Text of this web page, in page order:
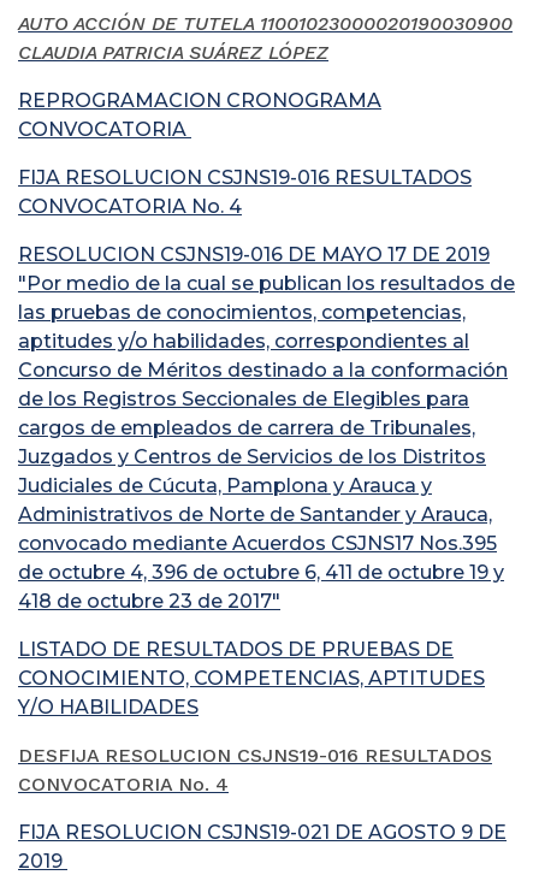
AUTO ACCIÓN DE TUTELA 11001023000020190030900
CLAUDIA PATRICIA SUÁREZ LÓPEZ
REPROGRAMACION CRONOGRAMA
CONVOCATORIA
FIJA RESOLUCION CSJNS19-016 RESULTADOS
CONVOCATORIA No. 4
RESOLUCION CSJNS19-016 DE MAYO 17 DE 2019
"Por medio de la cual se publican los resultados de
las pruebas de conocimientos, competencias,
aptitudes y/o habilidades, correspondientes al
Concurso de Méritos destinado a la conformación
de los Registros Seccionales de Elegibles para
cargos de empleados de carrera de Tribunales,
Juzgados y Centros de Servicios de los Distritos
Judiciales de Cúcuta, Pamplona y Arauca y
Administrativos de Norte de Santander y Arauca,
convocado mediante Acuerdos CSJNS17 Nos.395
de octubre 4, 396 de octubre 6, 411 de octubre 19 y
418 de octubre 23 de 2017"
LISTADO DE RESULTADOS DE PRUEBAS DE
CONOCIMIENTO, COMPETENCIAS, APTITUDES
Y/O HABILIDADES
DESFIJA RESOLUCION CSJNS19-016 RESULTADOS
CONVOCATORIA No. 4
FIJA RESOLUCION CSJNS19-021 DE AGOSTO 9 DE
2019